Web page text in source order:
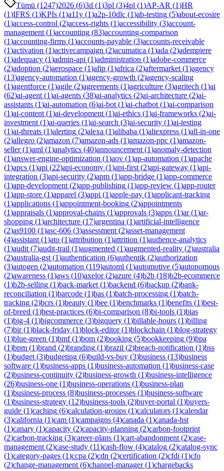
Tümü (1247)2026 (6)3d (1)3pl (3)4pl (1)AP-AR (1)HR
(1)IFRS (1)KPIs (1)a11y (1)a2p-10dlc (1)ab-testing (5)about-ecosire
(1)access-control (2)access-rights (1)accessibility (3)account-
management (1)accounting (83)accounting-comparison
(1)accounting-firms (1)accounts-payable (3)accounts-receivable
(1)activation (1)activecampaign (2)acumatica (1)ada (2)adempiere
(1)adequacy (1)admin-api (1)administration (1)adobe-commerce
(2)adoption (2)aerospace (1)afip (1)africa (2)aftermarket (1)agency
(13)agency-automation (1)agency-growth (2)agency-scaling
(1)agentforce (1)agile (2)agreements (1)agriculture (3)agritech (1)ai
(62)ai-agent (1)ai-agents (38)ai-analytics (2)ai-architecture (2)ai-
assistants (1)ai-automation (6)ai-bot (1)ai-chatbot (1)ai-comparison
(1)ai-content (1)ai-development (1)ai-ethics (1)ai-frameworks (2)ai-
investment (1)ai-queries (1)ai-search (3)ai-security (1)ai-testing
(1)ai-threats (1)alerting (2)alexa (1)alibaba (1)aliexpress (1)all-in-one
(2)allegro (2)amazon (7)amazon-ads (1)amazon-ppc (1)amazon-
seller(1)aml (1)analytics (40)announcement (1)anomaly-detection
(1)answer-engine-optimization (1)aov (1)ap-automation (1)apache
(1)apcs (1)api (22)api-economy (1)api-first (2)api-gateway (1)api-
integration (3)api-security (2)apm (1)app-bridge (1)app-commerce
(1)app-development (2)app-publishing (1)app-review (1)app-router
(1)app-store (1)apparel (3)appi (1)apple-pay (1)applicant-tracking
(1)applications (1)appointment-booking (2)appointments
(1)appraisals (1)approval-chains (1)approvals (3)apps (1)ar(1)ar-
shopping (1)architecture (17)argentina (1)artificial-intelligence
(2)as9100 (1)asc-606 (3)assessment (2)asset-management
(4)assistant (1)ato (1)attribution (1)attrition (1)audience-analytics
(1)audit (7)audit-trail (1)augmented (1)augmented-reality (2)australia
(2)australia-gst (1)authentication (6)authentik (2)authorization
(3)autogen (2)automation (119)automl (1)automotive (5)autonomous
(2)awareness (1)aws (10)axelor(2)azure (4)b2b (18)b2b-ecommerce
(1)b2b-selling (1)back-market (1)backend (6)backup (2)bank-
reconciliation (1)barcode (1)bas (1)batch-processing (1)batch-
tracking (2)bcrs (1)beauty (1)bee (1)benchmarks (1)benefits (1)best-
of-breed (1)best-practices (6)bi-comparison (8)bi-tools (1)bias
(1)big-4 (1)bigcommerce (3)bigquery (1)billable-hours (1)billing
(7)bir(1)black-friday (1)block-editor(1)blockchain (1)blog-strategy
(1)blue-green (1)bmf(1)bom (2)booking (5)bookkeeping (9)bpa
(1)bpm (1)brand (2)branding (1)brazil (2)breach-notification (1)bss
(1)budget (3)budgeting (6)build-vs-buy (3)business (13)business
software (1)business-apps (1)business-automation (1)business-case
(2)business-continuity (2)business-growth (1)business-intelligence
(26)business-one (1)business-operations (1)business-plan
(1)business-process (8)business-processes (1)business-software
(1)business-strategy (12)business-tools (2)buyer-portal (1)buyers-
guide (1)caching (6)calculation-groups (1)calculators (1)calendar
(3)california (1)cam (1)campaigns (4)canada (1)canada-hst
(1)canary (1)capacity (2)capacity-planning (2)carbon-footprint
(2)carbon-tracking (3)career-plans (1)cart-abandonment (2)case-
management (2)case-study (11)cash-flow (4)catalog (2)catalog-sync
(1)category-pages (1)ccpa (2)cdn (2)certification (2)cfdi (1)cfo
(2)change-management (6)channel-manager(1)chargebacks